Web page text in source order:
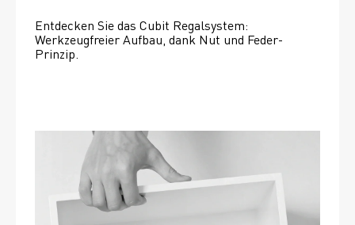
Entdecken Sie das Cubit Regalsystem:
Werkzeugfreier Aufbau, dank Nut und Feder-
Prinzip.